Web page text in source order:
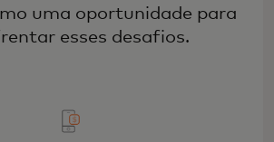
uma oportunidade para
esses desafios.